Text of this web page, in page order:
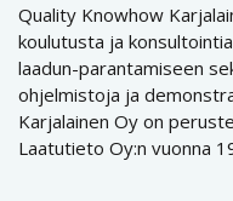
Quality Knowhow
koulutusta ja
laadun-parantamiseen
ohjelmistoja ja
Karjalainen Oy on
Laatutieto Oy:n vuonna